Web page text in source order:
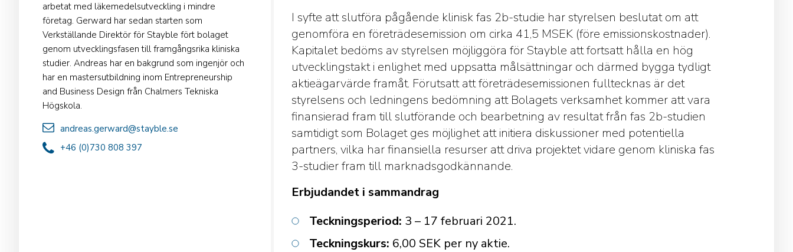
arbetat med läkemedelsutveckling i mindre
företag. Gerward har sedan starten som
Verkställande Direktör för Stayble fört bolaget
genom utvecklingsfasen till framgångsrika kliniska
studier. Andreas har en bakgrund som ingenjör och
har en mastersutbildning inom Entrepreneurship
and Business Design från Chalmers Tekniska
Högskola.
andreas.gerward@stayble.se
+46 (0)730 808 397
I syfte att slutföra pågående klinisk fas 2b-studie har styrelsen beslutat om att
genomföra en företrädesemission om cirka 41,5 MSEK (före emissionskostnader).
Kapitalet bedöms av styrelsen möjliggöra för Stayble att fortsatt hålla en hög
utvecklingstakt i enlighet med uppsatta målsättningar och därmed bygga tydligt
aktieägarvärde framåt. Förutsatt att företrädesemissionen fulltecknas är det
styrelsens och ledningens bedömning att Bolagets verksamhet kommer att vara
finansierad fram till slutförande och bearbetning av resultat från fas 2b-studien
samtidigt som Bolaget ges möjlighet att initiera diskussioner med potentiella
partners, vilka har finansiella resurser att driva projektet vidare genom kliniska fas
3-studier fram till marknadsgodkännande.
Erbjudandet i sammandrag
Teckningsperiod: 3 – 17 februari 2021.
Teckningskurs: 6,00 SEK per ny aktie.